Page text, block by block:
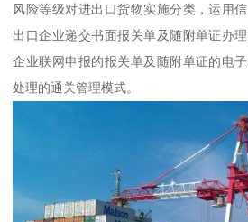
风险等级对进出口货物实施分类，运用
出口企业递交书面报关单及随附单证办
企业联网申报的报关单及随附单证的电
处理的通关管理模式。